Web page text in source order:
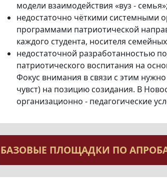
модели взаимодействия «вуз - семья»;
недостаточно чёткими системными
программами патриотической
каждого студента, носителя
недостаточной разработанностью
патриотического воспитания на
Фокус внимания в связи с этим
чувст) на позицию созидания. В
организационно - педагогические
БАЗОВЫЕ ПЛОЩАДКИ ПО